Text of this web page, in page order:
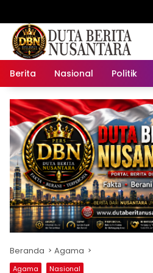
Berita Nasional Politik
Beranda Agama
Agama Nasional